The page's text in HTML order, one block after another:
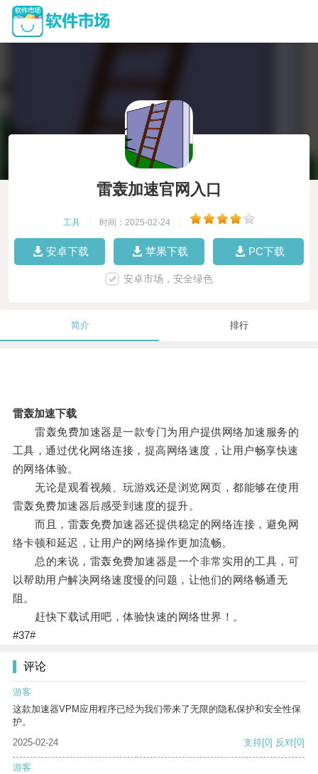
雷轰加速官网入口
工具 时间：2025-02-24
安卓下载 苹果下载 PC下载
安卓市场，安全绿色
简介 排行
雷轰加速下载
雷轰免费加速器是一款专门为用户提供网络加速服务的
工具，通过优化网络连接，提高网络速度，让用户畅享快速
的网络体验。
无论是观看视频、玩游戏还是浏览网页，都能够在使用
雷轰免费加速器后感受到速度的提升。
而且，雷轰免费加速器还提供稳定的网络连接，避免网
络卡顿和延迟，让用户的网络操作更加流畅。
总的来说，雷轰免费加速器是一个非常实用的工具，可
以帮助用户解决网络速度慢的问题，让他们的网络畅通无
阻。
赶快下载试用吧，体验快速的网络世界！。
#37#
评论
游客
这款加速器VPM应用程序已经为我们带来了无限的隐私保护和安全性保
护。
2025-02-24
支持[0] 反对[0]
游客